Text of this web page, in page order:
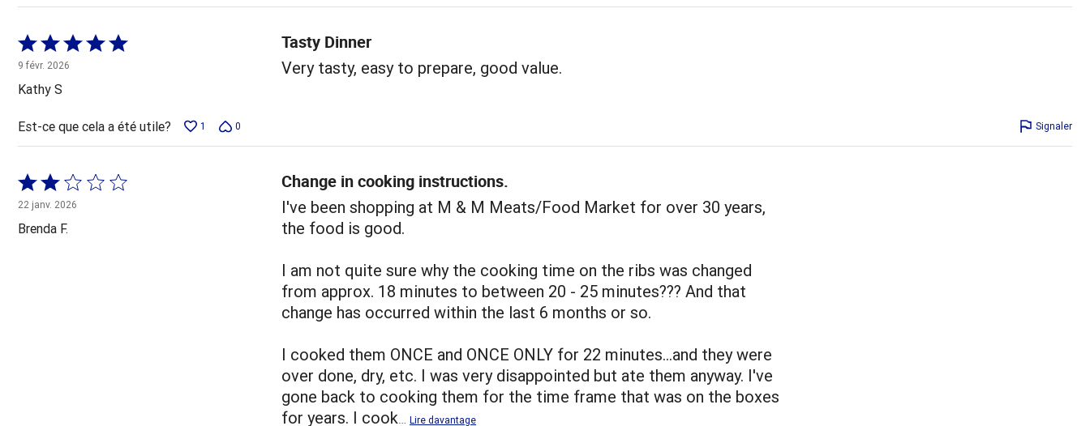
Coté
5 sur
5
9 févr. 2026
Kathy S
Tasty Dinner
Very tasty, easy to prepare, good value.
Est-ce que cela a été utile? 1 0 Signaler
Coté
2 sur
5
22 janv. 2026
Brenda F.
Change in cooking instructions.
I've been shopping at M & M Meats/Food Market for over 30 years,
the food is good.
I am not quite sure why the cooking time on the ribs was changed
from approx. 18 minutes to between 20 - 25 minutes??? And that
change has occurred within the last 6 months or so.
I cooked them ONCE and ONCE ONLY for 22 minutes...and they were
over done, dry, etc. I was very disappointed but ate them anyway. I've
gone back to cooking them for the time frame that was on the boxes
for years. I cook… Lire davantage